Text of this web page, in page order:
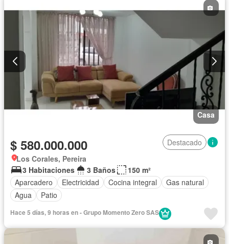
Casa
$ 580.000.000
Destacado
Los Corales, Pereira
3 Habitaciones
3 Baños
150 m²
Aparcadero
Electricidad Cocina integral
Gas natural
Agua
Patio
Hace 5 días, 9 horas en - Grupo Momento Zero SAS